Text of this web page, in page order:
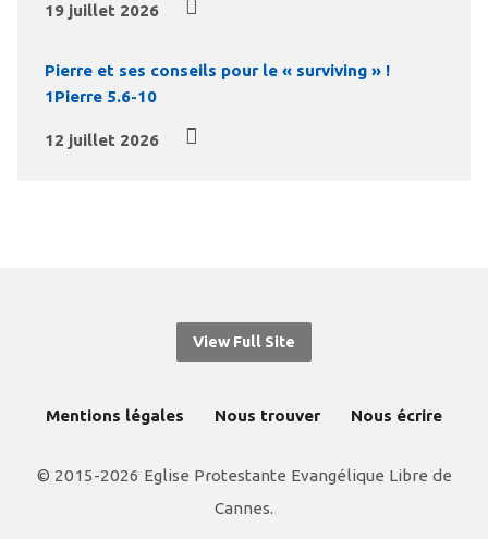
19 juillet 2026
Pierre et ses conseils pour le « surviving » !
1Pierre 5.6-10
12 juillet 2026
View Full Site
Mentions légales Nous trouver Nous écrire
© 2015-2026 Eglise Protestante Evangélique Libre de
Cannes.